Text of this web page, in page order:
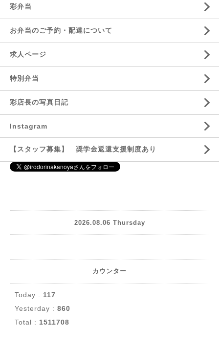
彩弁当
お弁当のご予約・配達について
求人ページ
特別弁当
彩店長の写真日記
Instagram
【スタッフ募集】 奨学金返還支援制度あり
2026.08.06 Thursday
カウンター
Today : 117
Yesterday : 860
Total : 1511708